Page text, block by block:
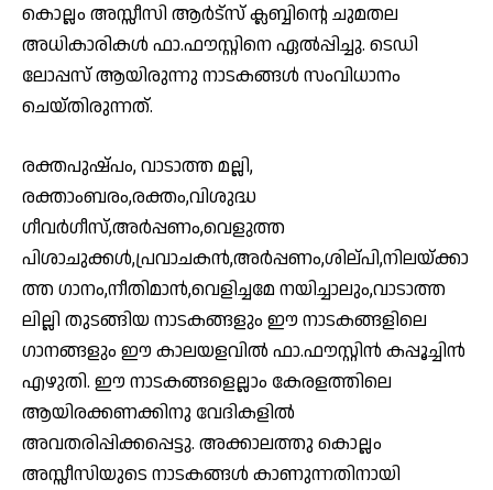
കൊല്ലം അസ്സീസി ആർട്സ് ക്ലബ്ബിന്റെ ചുമതല
അധികാരികൾ ഫാ.ഫൗസ്റ്റിനെ ഏൽപ്പിച്ചു. ടെഡി
ലോപ്പസ് ആയിരുന്നു നാടകങ്ങൾ സംവിധാനം
ചെയ്തിരുന്നത്.
രക്തപുഷ്പം, വാടാത്ത മല്ലി,
രക്താംബരം,രക്തം,വിശുദ്ധ
ഗീവർഗീസ്,അർപ്പണം,വെളുത്ത
പിശാചുക്കൾ,പ്രവാചകൻ,അർപ്പണം,ശില്പി,നിലയ്ക്കാ
ത്ത ഗാനം,നീതിമാൻ,വെളിച്ചമേ നയിച്ചാലും,വാടാത്ത
ലില്ലി തുടങ്ങിയ നാടകങ്ങളും ഈ നാടകങ്ങളിലെ
ഗാനങ്ങളും ഈ കാലയളവിൽ ഫാ.ഫൗസ്റ്റിൻ കപ്പൂച്ചിൻ
എഴുതി. ഈ നാടകങ്ങളെല്ലാം കേരളത്തിലെ
ആയിരക്കണക്കിനു വേദികളിൽ
അവതരിപ്പിക്കപ്പെട്ടു. അക്കാലത്തു കൊല്ലം
അസ്സീസിയുടെ നാടകങ്ങൾ കാണുന്നതിനായി